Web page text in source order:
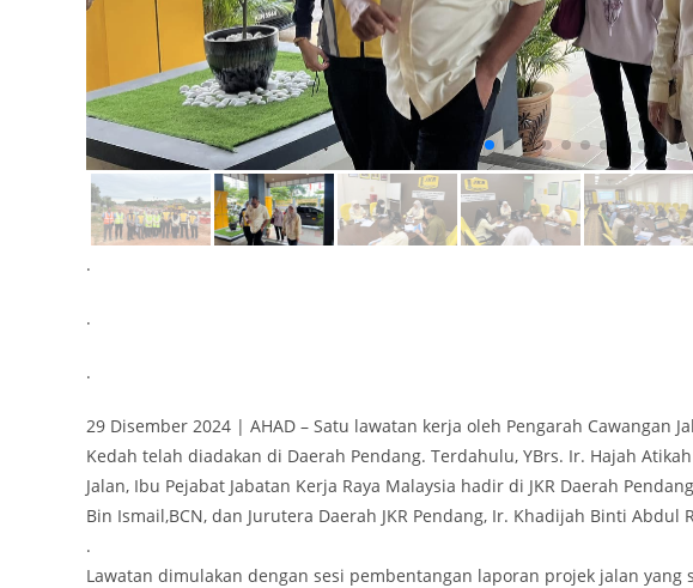
.
.
.
29 Disember 2024 | AHAD – Satu lawatan kerja oleh Pengarah Cawangan
Kedah telah diadakan di Daerah Pendang. Terdahulu, YBrs. Ir. Hajah
Jalan, Ibu Pejabat Jabatan Kerja Raya Malaysia hadir di JKR Daerah
Bin Ismail,BCN, dan Jurutera Daerah JKR Pendang, Ir. Khadijah Binti Abdul
.
Lawatan dimulakan dengan sesi pembentangan laporan projek jalan yang